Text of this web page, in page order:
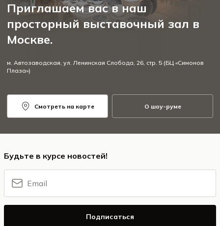
Приглашаем вас в наш
просторный выставочный зал в
Москве.
м. Автозаводская, ул. Ленинская Слобода, 26, стр. 5 (БЦ «Симонов
Плаза»)
Смотреть на карте О шоу-руме
Будьте в курсе новостей!
Подписаться